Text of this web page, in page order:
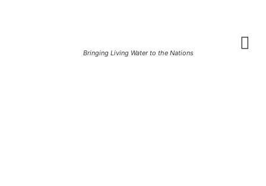
Bringing Living Water to the Nations